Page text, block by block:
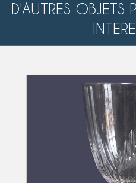
D'AUTRES OBJETS